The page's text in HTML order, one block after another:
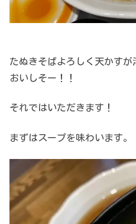
たぬきそばよろしく天かすが
おいしそー！！
それではいただきます！
まずはスープを味わいます。